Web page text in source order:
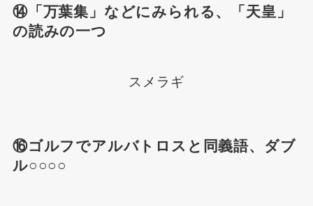
⑭「万葉集」などにみられる、「天皇」
の読みの一つ
スメラギ
⑯ゴルフでアルバトロスと同義語、ダブ
ル○○○○